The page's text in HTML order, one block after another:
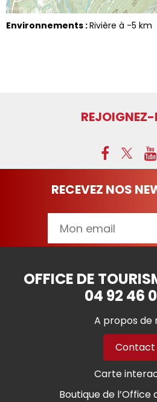
Environnements :Rivière à -5 km
RECEVEZ NOS
OFFICE DE
04 92 46
A propos de
Contact
Carte
Boutique de l’Office